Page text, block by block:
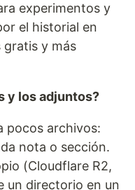
experimentos y
el historial en
gratis y más
y los adjuntos?
pocos archivos:
nota o sección.
(Cloudflare R2,
un directorio en un